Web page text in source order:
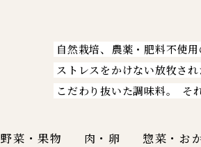
自然栽培、農薬・肥料不使用
ストレスをかけない放牧され
こだわり抜いた調味料。
そ
野菜・果物 肉・卵 惣菜・お